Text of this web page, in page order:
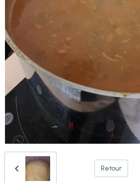
Retour